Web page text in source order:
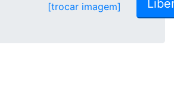
[trocar imagem]